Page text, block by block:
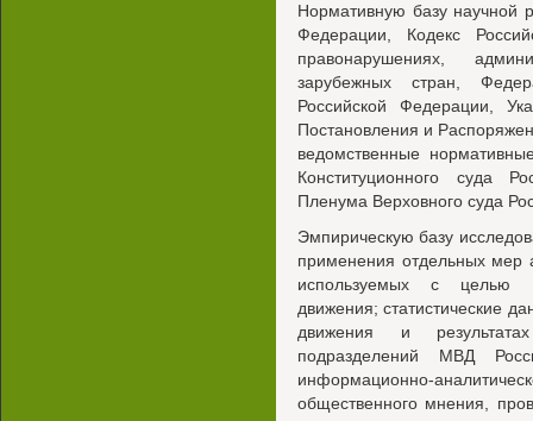
Нормативную базу научной
Федерации, Кодекс
правонарушениях,
зарубежных стран,
Российской Федерации,
Постановления и
ведомственные
Конституционного суда
Пленума Верховного суда
Эмпирическую базу
применения отдельных мер
используемых с целью
движения; статистические
движения и результатах
подразделений МВД
информационно-
общественного мнения,